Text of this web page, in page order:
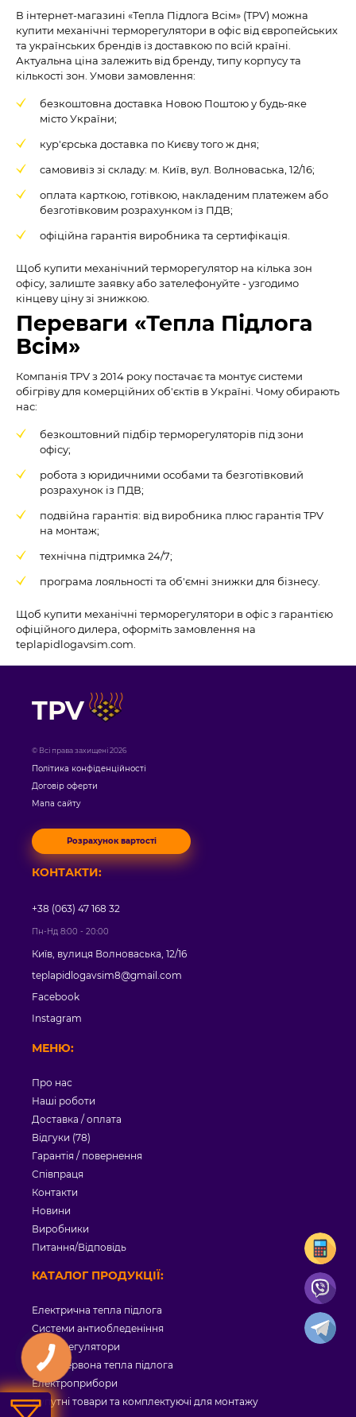
В інтернет-магазині «Тепла Підлога Всім» (TPV) можна
купити механічні терморегулятори в офіс від європейських
та українських брендів із доставкою по всій країні.
Актуальна ціна залежить від бренду, типу корпусу та
кількості зон. Умови замовлення:
безкоштовна доставка Новою Поштою у будь-яке
місто України;
кур'єрська доставка по Києву того ж дня;
самовивіз зі складу: м. Київ, вул. Волноваська, 12/16;
оплата карткою, готівкою, накладеним платежем або
безготівковим розрахунком із ПДВ;
офіційна гарантія виробника та сертифікація.
Щоб купити механічний терморегулятор на кілька зон
офісу, залиште заявку або зателефонуйте - узгодимо
кінцеву ціну зі знижкою.
Переваги «Тепла Підлога
Всім»
Компанія TPV з 2014 року постачає та монтує системи
обігріву для комерційних об'єктів в Україні. Чому обирають
нас:
безкоштовний підбір терморегуляторів під зони
офісу;
робота з юридичними особами та безготівковий
розрахунок із ПДВ;
подвійна гарантія: від виробника плюс гарантія TPV
на монтаж;
технічна підтримка 24/7;
програма лояльності та об'ємні знижки для бізнесу.
Щоб купити механічні терморегулятори в офіс з гарантією
офіційного дилера, оформіть замовлення на
teplapidlogavsim.com.
TPV
© Всі права захищені 2026
Політика конфіденційності
Договір оферти
Мапа сайту
Розрахунок вартості
МЕНЮ:
Про нас
Наші роботи
Доставка / оплата
Відгуки (78)
Гарантія / повернення
Співпраця
Контакти
Новини
Виробники
Питання/Відповідь
КАТАЛОГ ПРОДУКЦІЇ:
Електрична тепла підлога
Системи антиобледеніння
Терморегулятори
Інфрачервона тепла підлога
Електроприбори
Супутні товари та комплектуючі для монтажу
КОНТАКТИ:
+38 (063) 47 168 32
Пн-Нд 8:00 - 20:00
Київ, вулиця Волноваська, 12/16
teplapidlogavsim8@gmail.com
Facebook
Instagram